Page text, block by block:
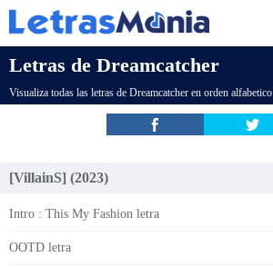
Letras de Dreamcatcher
Visualiza todas las letras de Dreamcatcher en orden alfabetico
[VillainS] (2023)
Intro : This My Fashion letra
OOTD letra